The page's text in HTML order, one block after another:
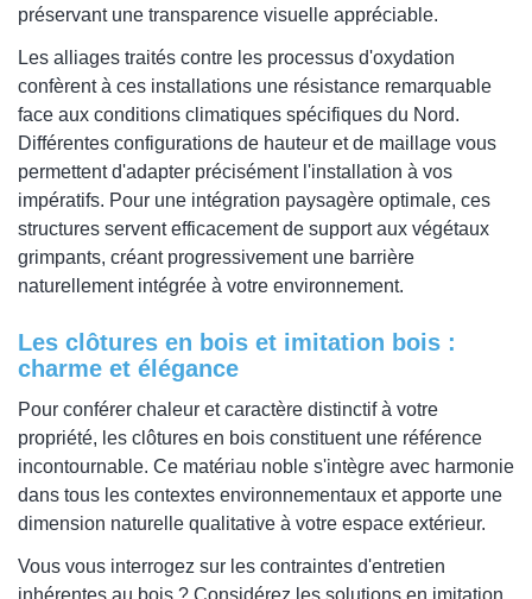
préservant une transparence visuelle appréciable.
Les alliages traités contre les processus d'oxydation
confèrent à ces installations une résistance remarquable
face aux conditions climatiques spécifiques du Nord.
Différentes configurations de hauteur et de maillage vous
permettent d'adapter précisément l'installation à vos
impératifs. Pour une intégration paysagère optimale, ces
structures servent efficacement de support aux végétaux
grimpants, créant progressivement une barrière
naturellement intégrée à votre environnement.
Les clôtures en bois et imitation bois :
charme et élégance
Pour conférer chaleur et caractère distinctif à votre
propriété, les clôtures en bois constituent une référence
incontournable. Ce matériau noble s'intègre avec harmonie
dans tous les contextes environnementaux et apporte une
dimension naturelle qualitative à votre espace extérieur.
Vous vous interrogez sur les contraintes d'entretien
inhérentes au bois ? Considérez les solutions en imitation